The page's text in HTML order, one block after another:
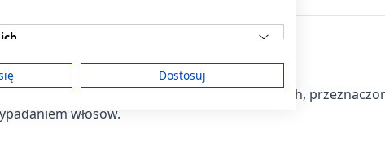
włosów i pobudzający wzrost nowych,
włosów.
Dostosuj